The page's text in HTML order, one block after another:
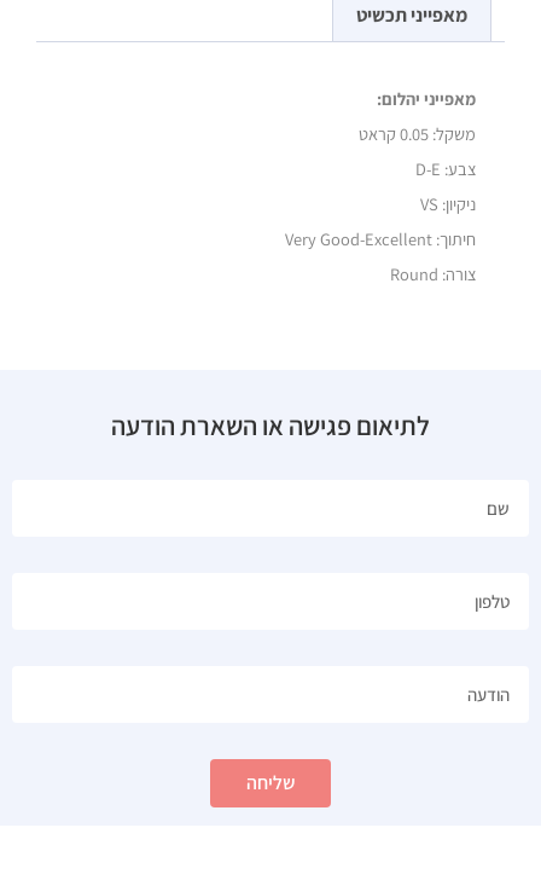
מאפייני תכשיט
מאפייני יהלום:
משקל: 0.05 קראט
צבע: D-E
ניקיון: VS
חיתוך: Very Good-Excellent
צורה: Round
לתיאום פגישה או השארת הודעה
שליחה